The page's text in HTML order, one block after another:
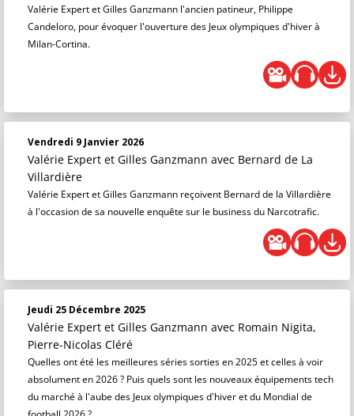
Valérie Expert et Gilles Ganzmann l'ancien patineur, Philippe
Candeloro, pour évoquer l'ouverture des Jeux olympiques d'hiver à
Milan-Cortina.
Vendredi 9 Janvier 2026
Valérie Expert et Gilles Ganzmann avec Bernard de La
Villardière
Valérie Expert et Gilles Ganzmann reçoivent Bernard de la Villardière
à l'occasion de sa nouvelle enquête sur le business du Narcotrafic.
Jeudi 25 Décembre 2025
Valérie Expert et Gilles Ganzmann avec Romain Nigita,
Pierre-Nicolas Cléré
Quelles ont été les meilleures séries sorties en 2025 et celles à voir
absolument en 2026 ? Puis quels sont les nouveaux équipements tech
du marché à l'aube des Jeux olympiques d'hiver et du Mondial de